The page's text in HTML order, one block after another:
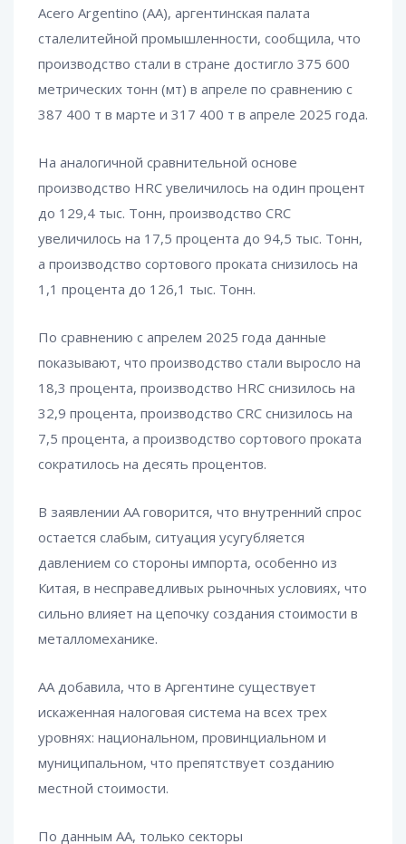
Acero Argentino (AA), аргентинская палата
сталелитейной промышленности, сообщила, что
производство стали в стране достигло 375 600
метрических тонн (мт) в апреле по сравнению с
387 400 т в марте и 317 400 т в апреле 2025 года.
На аналогичной сравнительной основе
производство HRC увеличилось на один процент
до 129,4 тыс. Тонн, производство CRC
увеличилось на 17,5 процента до 94,5 тыс. Тонн,
а производство сортового проката снизилось на
1,1 процента до 126,1 тыс. Тонн.
По сравнению с апрелем 2025 года данные
показывают, что производство стали выросло на
18,3 процента, производство HRC снизилось на
32,9 процента, производство CRC снизилось на
7,5 процента, а производство сортового проката
сократилось на десять процентов.
В заявлении AA говорится, что внутренний спрос
остается слабым, ситуация усугубляется
давлением со стороны импорта, особенно из
Китая, в несправедливых рыночных условиях, что
сильно влияет на цепочку создания стоимости в
металломеханике.
АА добавила, что в Аргентине существует
искаженная налоговая система на всех трех
уровнях: национальном, провинциальном и
муниципальном, что препятствует созданию
местной стоимости.
По данным АА, только секторы